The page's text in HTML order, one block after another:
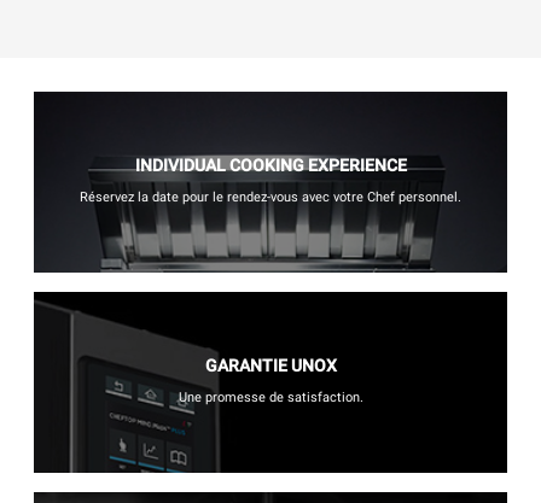
INDIVIDUAL COOKING EXPERIENCE
Réservez la date pour le rendez-vous avec votre Chef personnel.
GARANTIE UNOX
Une promesse de satisfaction.